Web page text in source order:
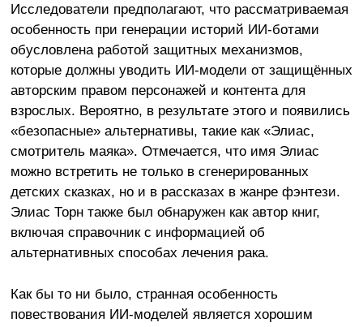
Исследователи предполагают, что рассматриваемая
особенность при генерации историй ИИ-ботами
обусловлена работой защитных механизмов,
которые должны уводить ИИ-модели от защищённых
авторским правом персонажей и контента для
взрослых. Вероятно, в результате этого и появились
«безопасные» альтернативы, такие как «Элиас,
смотритель маяка». Отмечается, что имя Элиас
можно встретить не только в сгенерированных
детских сказках, но и в рассказах в жанре фэнтези.
Элиас Торн также был обнаружен как автор книг,
включая справочник с информацией об
альтернативных способах лечения рака.
Как бы то ни было, странная особенность
повествования ИИ-моделей является хорошим